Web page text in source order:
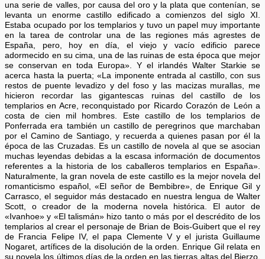
una serie de valles, por causa del oro y la plata que contenían, se
levanta un enorme castillo edificado a comienzos del siglo XI.
Estaba ocupado por los templarios y tuvo un papel muy importante
en la tarea de controlar una de las regiones más agrestes de
España, pero, hoy en día, el viejo y vacío edificio parece
adormecido en su cima, una de las ruinas de esta época que mejor
se conservan en toda Europa». Y el irlandés Walter Starkie se
acerca hasta la puerta; «La imponente entrada al castillo, con sus
restos de puente levadizo y del foso y las macizas murallas, me
hicieron recordar las gigantescas ruinas del castillo de los
templarios en Acre, reconquistado por Ricardo Corazón de León a
costa de cien mil hombres. Este castillo de los templarios de
Ponferrada era también un castillo de peregrinos que marchaban
por el Camino de Santiago, y recuerda a quienes pasan por él la
época de las Cruzadas. Es un castillo de novela al que se asocian
muchas leyendas debidas a la escasa información de documentos
referentes a la historia de los caballeros templarios en España».
Naturalmente, la gran novela de este castillo es la mejor novela del
romanticismo español, «El señor de Bembibre», de Enrique Gil y
Carrasco, el seguidor más destacado en nuestra lengua de Walter
Scott, o creador de la moderna novela histórica. El autor de
«Ivanhoe» y «El talismán» hizo tanto o más por el descrédito de los
templarios al crear el personaje de Brian de Bois-Guibert que el rey
de Francia Felipe IV, el papa Clemente V y el jurista Guillaume
Nogaret, artífices de la disolución de la orden. Enrique Gil relata en
su novela los últimos días de la orden en las tierras altas del Bierzo,